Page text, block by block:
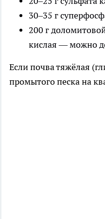
30–35 г
200 г
кислая — можно
Если почва тяжёлая
промытого песка на